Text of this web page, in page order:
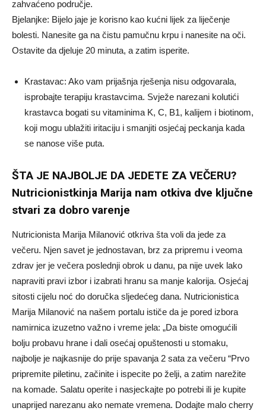
zahvaćeno područje.
Bjelanjke: Bijelo jaje je korisno kao kućni lijek za liječenje
bolesti. Nanesite ga na čistu pamučnu krpu i nanesite na oči.
Ostavite da djeluje 20 minuta, a zatim isperite.
Krastavac: Ako vam prijašnja rješenja nisu odgovarala,
isprobajte terapiju krastavcima. Svježe narezani kolutići
krastavca bogati su vitaminima K, C, B1, kalijem i biotinom,
koji mogu ublažiti iritaciju i smanjiti osjećaj peckanja kada
se nanose više puta.
ŠTA JE NAJBOLJE DA JEDETE ZA VEČERU?
Nutricionistkinja Marija nam otkiva dve ključne
stvari za dobro varenje
Nutricionista Marija Milanović otkriva šta voli da jede za
večeru. Njen savet je jednostavan, brz za pripremu i veoma
zdrav jer je večera poslednji obrok u danu, pa nije uvek lako
napraviti pravi izbor i izabrati hranu sa manje kalorija. Osjećaj
sitosti cijelu noć do doručka sljedećeg dana. Nutricionistica
Marija Milanović na našem portalu ističe da je pored izbora
namirnica izuzetno važno i vreme jela: „Da biste omogućili
bolju probavu hrane i dali osećaj opuštenosti u stomaku,
najbolje je najkasnije do prije spavanja 2 sata za večeru “Prvo
pripremite piletinu, začinite i ispecite po želji, a zatim narežite
na komade. Salatu operite i nasjeckajte po potrebi ili je kupite
unaprijed narezanu ako nemate vremena. Dodajte malo cherry